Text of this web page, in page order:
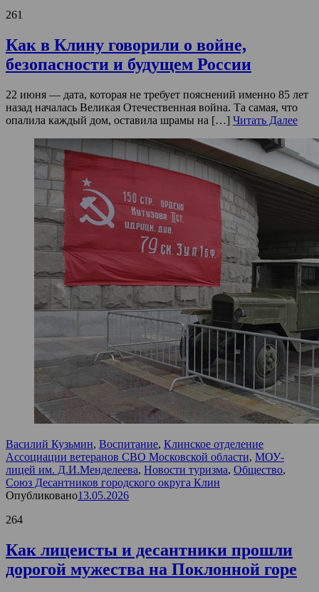
261
Как в Клину говорили о войне,
безопасности и будущем России
22 июня — дата, которая не требует пояснений именно 85 лет
назад началась Великая Отечественная война. Та самая, что
опалила каждый дом, оставила шрамы на […] Читать Далее
Василий Кузьмин, Воспитание, Клинское отделение
Ассоциации ветеранов СВО Московской области, МОУ-
лицей им. Д.И.Менделеева, Новости туризма, Общество,
Союз Десантников городского округа Клин
Опубликовано13.05.2026
264
Как лицеисты и десантники прошли
дорогой мужества на Поклонной горе